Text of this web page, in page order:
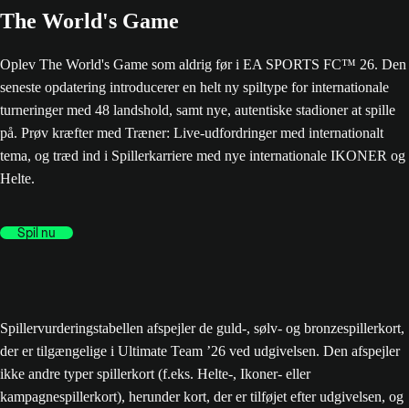
The World's Game
Oplev The World's Game som aldrig før i EA SPORTS FC™ 26. Den
seneste opdatering introducerer en helt ny spiltype for internationale
turneringer med 48 landshold, samt nye, autentiske stadioner at spille
på. Prøv kræfter med Træner: Live-udfordringer med internationalt
tema, og træd ind i Spillerkarriere med nye internationale IKONER og
Helte.
Spil nu
Spillervurderingstabellen afspejler de guld-, sølv- og bronzespillerkort,
der er tilgængelige i Ultimate Team ’26 ved udgivelsen. Den afspejler
ikke andre typer spillerkort (f.eks. Helte-, Ikoner- eller
kampagnespillerkort), herunder kort, der er tilføjet efter udgivelsen, og